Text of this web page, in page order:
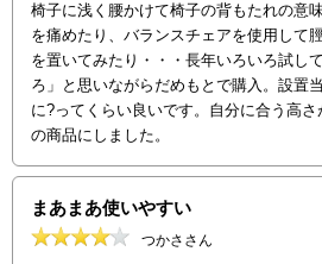
椅子に浅く腰かけて椅子の背もたれの意
を痛めたり、バランスチェアを使用して
を置いてみたり・・・長年いろいろ試し
ろ」と思いながらだめもとで購入。設置
に?ってくらい良いです。自分に合う高
の商品にしました。
まあまあ使いやすい
つかささん